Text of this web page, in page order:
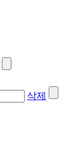
삭제